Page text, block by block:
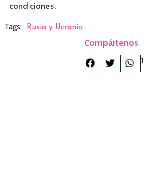
condiciones.
Tags: Rusia y Ucrania
Compártenos
1